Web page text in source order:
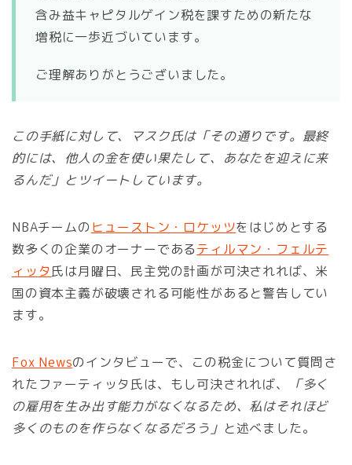
含み益キャピタルゲイン税を課すための新たな
増税に一歩近づいています。
ご理解ありがとうございました。
この手紙に対して、マスク氏は「その通りです。最終
的には、他人の金を使い果たして、あなたを迎えに来
るんだ」とツイートしています。
NBAチームの ヒューストン・ロケッツをはじめとする
数多くの企業のオーナーであるティルマン・フェルテ
ィッタ氏は月曜日、民主党の計画が可決されれば、米
国の資本主義が破壊される可能性があると警告してい
ます。
Fox Newsのインタビューで、この税金について質問さ
れたファーティッタ氏は、もし可決されれば、
「多く
の雇用を生み出す能力がなくなるため、私はそれほど
多くのものを作らなくなるだろう」 と述べました。